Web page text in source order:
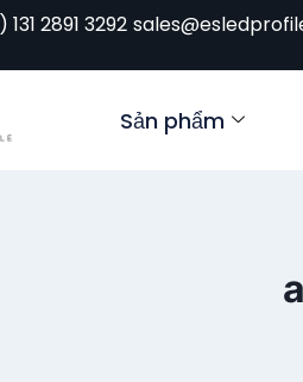
2891 3292
Sản phẩm